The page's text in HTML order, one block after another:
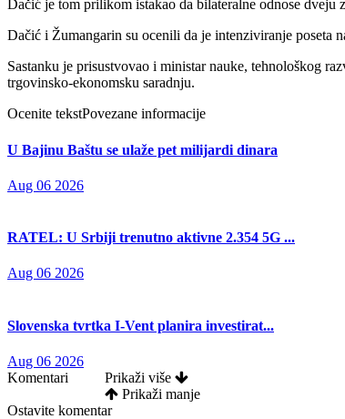
Dačić je tom prilikom istakao da bilateralne odnose dveju
Dačić i Žumangarin su ocenili da je intenziviranje poseta
Sastanku je prisustvovao i ministar nauke, tehnološkog
trgovinsko-ekonomsku saradnju.
Ocenite tekstPovezane informacije
U Bajinu Baštu se ulaže pet milijardi dinara
Aug 06 2026
RATEL: U Srbiji trenutno aktivne 2.354 5G ...
Aug 06 2026
Slovenska tvrtka I-Vent planira investirat...
Aug 06 2026
Komentari
Prikaži više
Prikaži manje
Ostavite komentar